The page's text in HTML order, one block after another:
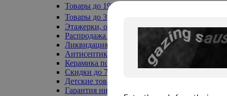
Товары до 199₽
Товары до 399₽
Этажерки, обувницы
Распродажа текстиля до -50%
Ликвидация до -70%
Антисептики
Керамика по 129 руб
Скидки до 70%
Детские товары
Гарантия низкой цены